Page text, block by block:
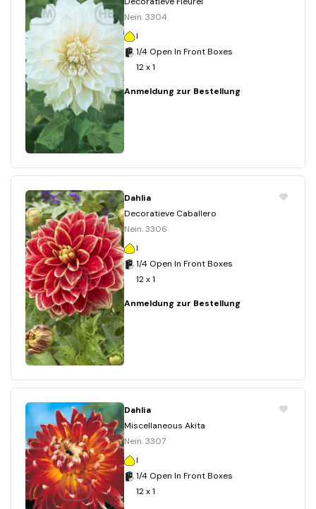
Nein. 3304
I
1/4 Open In Front Boxes
12 x 1
Anmeldung zur Bestellung
Dahlia
Decoratieve Caballero
Nein. 3306
I
1/4 Open In Front Boxes
12 x 1
Anmeldung zur Bestellung
Dahlia
Miscellaneous Akita
Nein. 3307
I
1/4 Open In Front Boxes
12 x 1